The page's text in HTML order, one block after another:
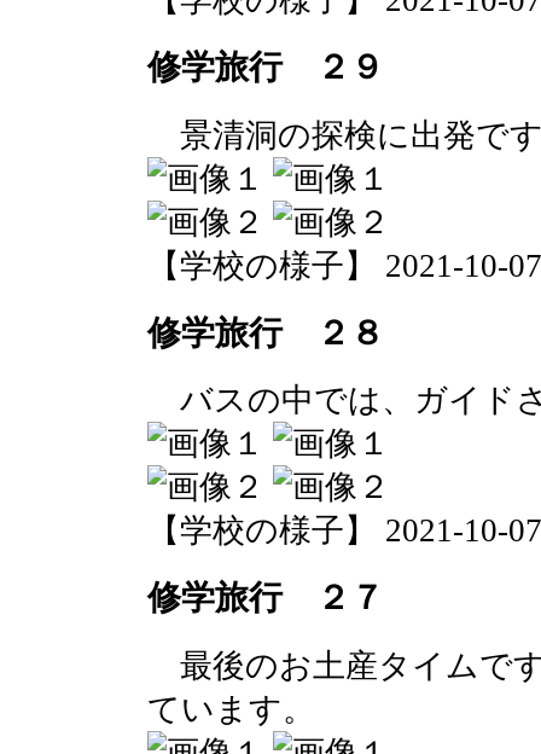
修学旅行 ２９
景清洞の探検に出発で
【学校の様子】 2021-10-
修学旅行 ２８
バスの中では、ガイド
【学校の様子】 2021-10-
修学旅行 ２７
最後のお土産タイムで
ています。